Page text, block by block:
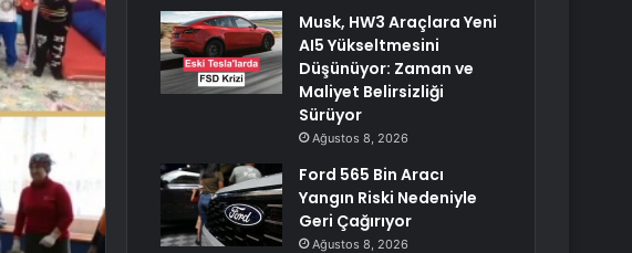
Musk, HW3 Araçlara Yeni
AI5 Yükseltmesini
Düşünüyor: Zaman ve
Maliyet Belirsizliği
Sürüyor
Ağustos 8, 2026
Ford 565 Bin Aracı
Yangın Riski Nedeniyle
Geri Çağırıyor
Ağustos 8, 2026